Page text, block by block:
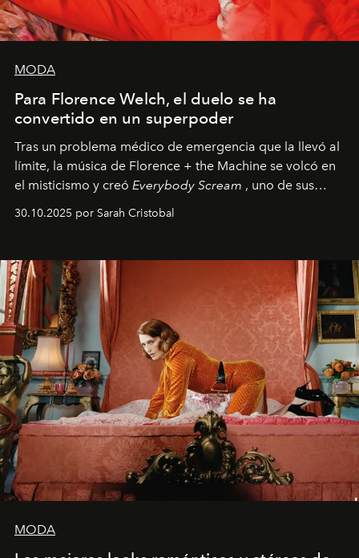
MODA
Para Florence Welch, el duelo se ha
convertido en un superpoder
Tras un problema médico de emergencia que la llevó al
límite, la música de Florence + the Machine se volcó en
el misticismo y creó Everybody Scream , uno de sus
álbumes más profundos hasta la fecha.
30.10.2025 por Sarah Cristobal
MODA